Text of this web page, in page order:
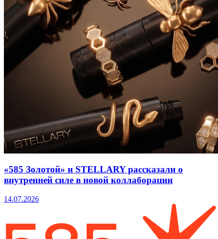
«585 Золотой» и STELLARY рассказали о
внутренней силе в новой коллаборации
14.07.2026